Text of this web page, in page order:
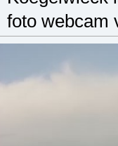
foto webcam